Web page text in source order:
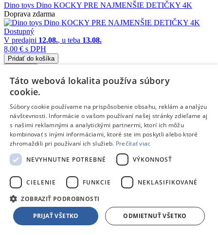
Dino toys Dino KOCKY PRE NAJMENŠIE DETIČKY 4K
Doprava zdarma
Dostupný
V predajni 12.08., u teba 13.08.
8,00 € s DPH
Pridať do košíka
185385
Kocky
Drevené kocky s obrázkami
PLAYGO Kocky skladacia farma
Doprava zdarma
Dostupný
V predajni12.08., u teba13.08.
8,60 €
s DPH
Pridať do košíka
Táto webová lokalita používa súbory
cookie.
Súbory cookie používame na prispôsobenie obsahu, reklám a analýzu
návštevnosti. Informácie o vašom používaní našej stránky zdieľame aj
s našimi reklamnými a analytickými partnermi, ktorí ich môžu
kombinovať s inými informáciami, ktoré ste im poskytli alebo ktoré
zhromaždili pri používaní ich služieb. Prečítať viac
NEVYHNUTNE POTREBNÉ
VÝKONNOSŤ
CIELENIE FUNKCIE NEKLASIFIKOVANÉ
ZOBRAZIŤ PODROBNOSTI
PRIJAŤ VŠETKO ODMIETNUŤ VŠETKO